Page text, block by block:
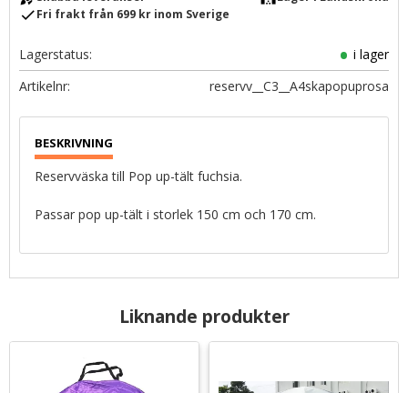
checkFri frakt från 699 kr inom Sverige
Lagerstatus
i lager
Artikelnr
reservv__C3__A4skapopuprosa
Reservväska till Pop up-tält fuchsia.
Passar pop up-tält i storlek 150 cm och 170 cm.
Liknande produkter